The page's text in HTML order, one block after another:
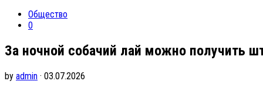
Общество
0
За ночной собачий лай можно получить
by admin · 03.07.2026